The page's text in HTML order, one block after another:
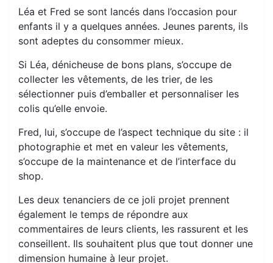
Léa et Fred se sont lancés dans l’occasion pour
enfants il y a quelques années. Jeunes parents, ils
sont adeptes du consommer mieux.
Si Léa, dénicheuse de bons plans, s’occupe de
collecter les vêtements, de les trier, de les
sélectionner puis d’emballer et personnaliser les
colis qu’elle envoie.
Fred, lui, s’occupe de l’aspect technique du site : il
photographie et met en valeur les vêtements,
s’occupe de la maintenance et de l’interface du
shop.
Les deux tenanciers de ce joli projet prennent
également le temps de répondre aux
commentaires de leurs clients, les rassurent et les
conseillent. Ils souhaitent plus que tout donner une
dimension humaine à leur projet.